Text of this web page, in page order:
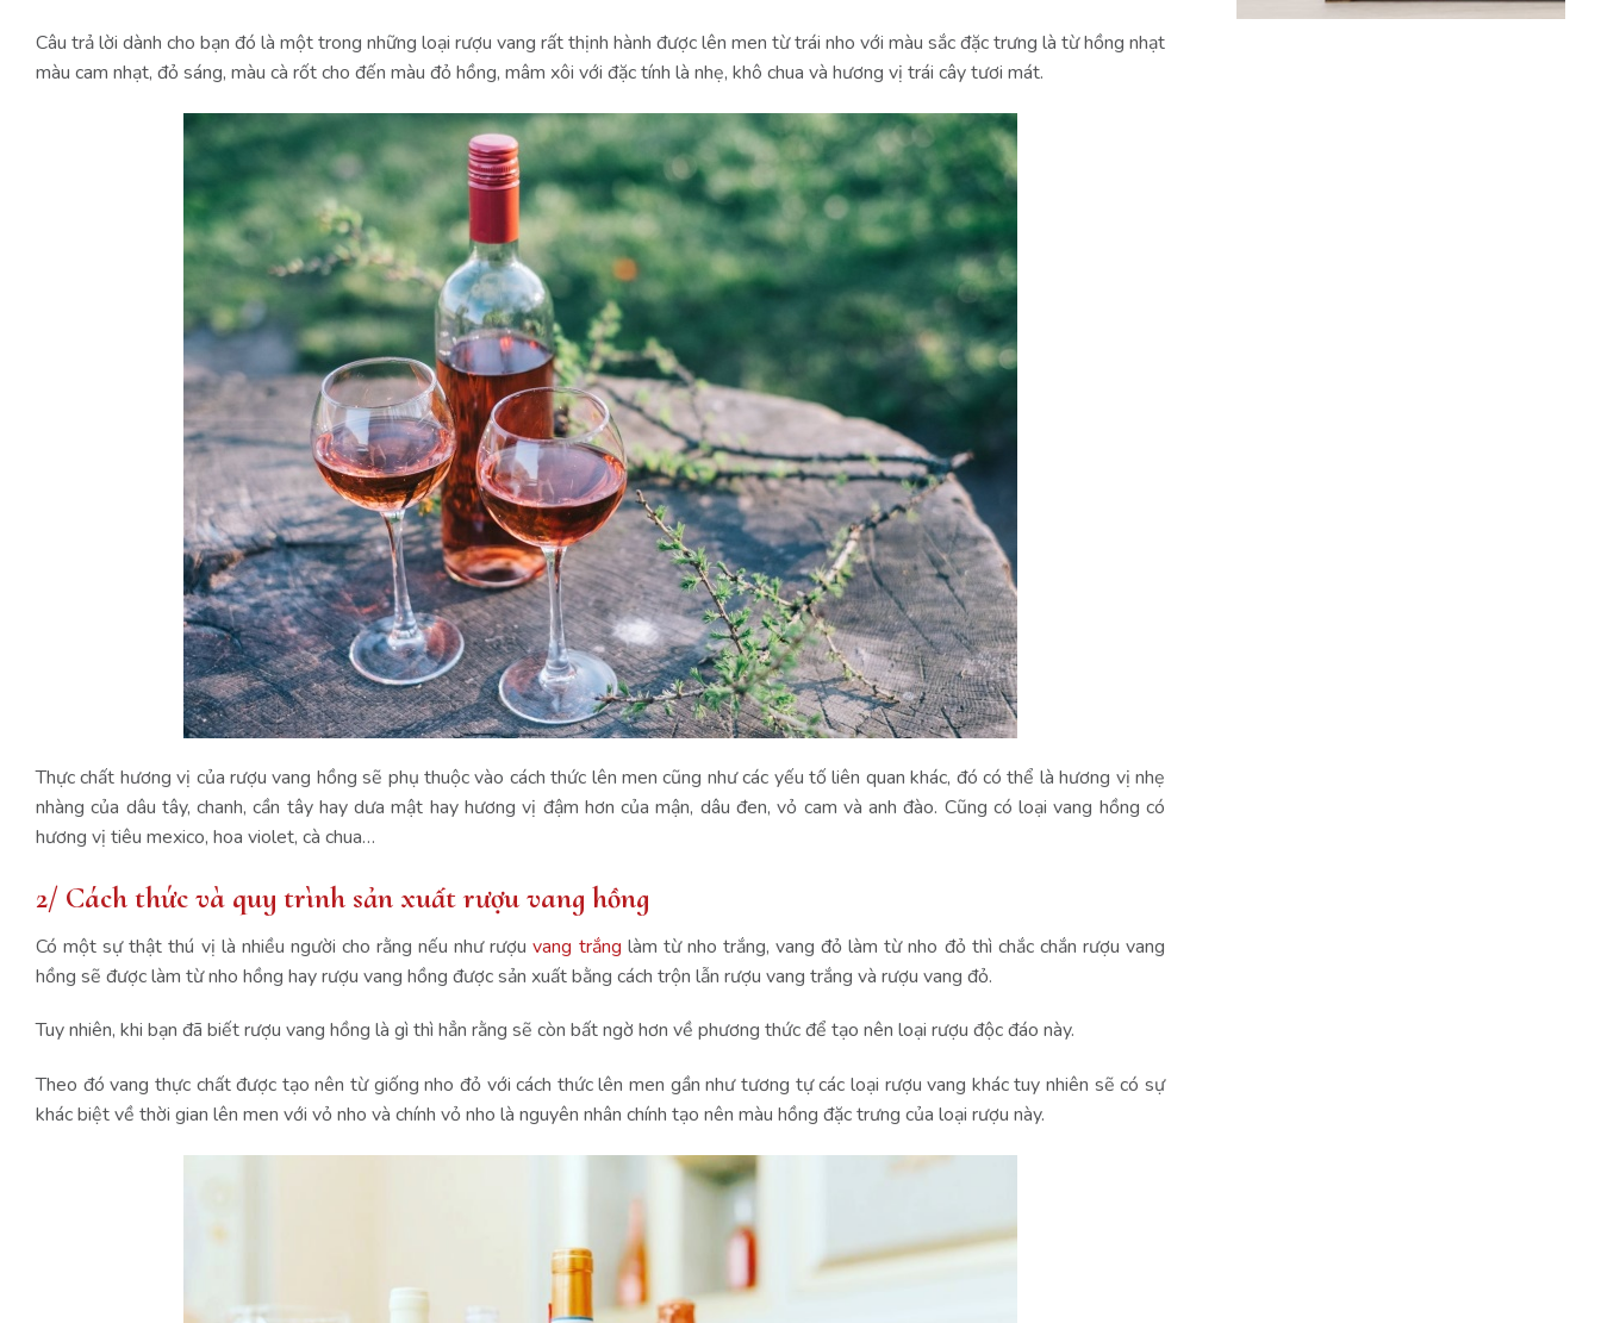
Câu trả lời dành cho bạn đó là một trong những loại rượu vang rất thịnh hành được lên men từ trái nho với màu sắc đặc trưng là từ hồng nhạt
màu cam nhạt, đỏ sáng, màu cà rốt cho đến màu đỏ hồng, mâm xôi với đặc tính là nhẹ, khô chua và hương vị trái cây tươi mát.
Thực chất hương vị của rượu vang hồng sẽ phụ thuộc vào cách thức lên men cũng như các yếu tố liên quan khác, đó có thể là hương vị nhẹ
nhàng của dâu tây, chanh, cần tây hay dưa mật hay hương vị đậm hơn của mận, dâu đen, vỏ cam và anh đào. Cũng có loại vang hồng có
hương vị tiêu mexico, hoa violet, cà chua…
2/ Cách thức và quy trình sản xuất rượu vang hồng
Có một sự thật thú vị là nhiều người cho rằng nếu như rượuvang trắng làm từ nho trắng, vang đỏ làm từ nho đỏ thì chắc chắn rượu vang
hồng sẽ được làm từ nho hồng hay rượu vang hồng được sản xuất bằng cách trộn lẫn rượu vang trắng và rượu vang đỏ.
Tuy nhiên, khi bạn đã biết rượu vang hồng là gì thì hẳn rằng sẽ còn bất ngờ hơn về phương thức để tạo nên loại rượu độc đáo này.
Theo đó vang thực chất được tạo nên từ giống nho đỏ với cách thức lên men gần như tương tự các loại rượu vang khác tuy nhiên sẽ có sự
khác biệt về thời gian lên men với vỏ nho và chính vỏ nho là nguyên nhân chính tạo nên màu hồng đặc trưng của loại rượu này.